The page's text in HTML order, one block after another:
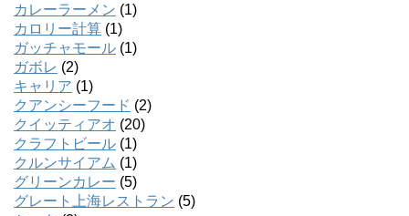
カレーラーメン (1)
カロリー計算 (1)
ガッチャモール (1)
ガボレ (2)
キャリア (1)
クアンシーフード (2)
クイッティアオ (20)
クラフトビール (1)
クルンサイアム (1)
グリーンカレー (5)
グレート上海レストラン (5)